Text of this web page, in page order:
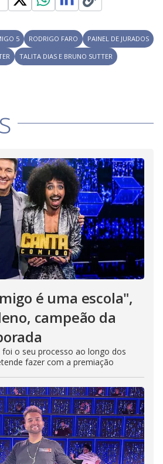
5 RODRIGO FARO
PAINEL DE JURADOS
TALITA DIAS E BRUNO SUTTER
é uma escola",
campeão da
o seu processo ao longo dos
fazer com a premiação